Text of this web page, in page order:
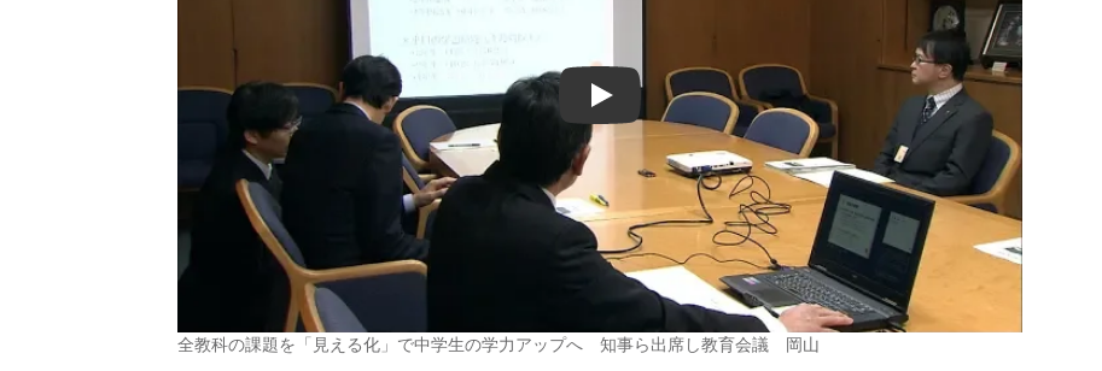
Play
全教科の課題を「見える化」で中学生の学力アップへ 知事ら出席し教育会議 岡山